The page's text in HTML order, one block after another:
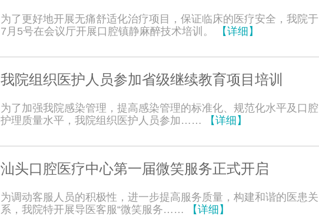
为了更好地开展无痛舒适化治疗项目，保证临床的医疗安全，我院于
7月5号在会议厅开展口腔镇静麻醉技术培训。
【详细】
我院组织医护人员参加省级继续教育项目培训
为了加强我院感染管理，提高感染管理的标准化、规范化水平及口腔
护理质量水平，我院组织医护人员参加……
【详细】
汕头口腔医疗中心第一届微笑服务正式开启
为调动客服人员的积极性，进一步提高服务质量，构建和谐的医患关
系，我院特开展导医客服“微笑服务……
【详细】